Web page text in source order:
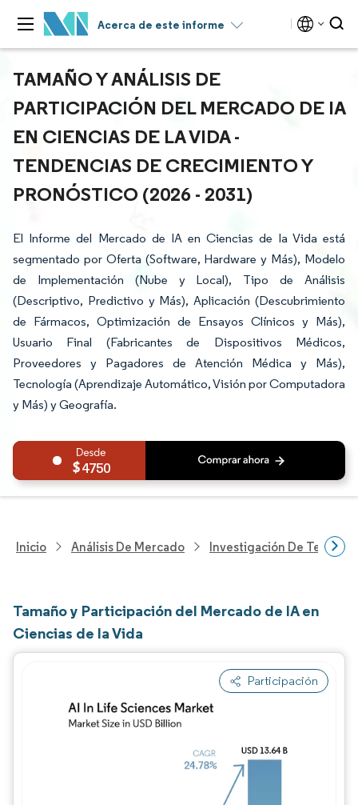
Acerca de este informe
TAMAÑO Y ANÁLISIS DE
PARTICIPACIÓN DEL MERCADO DE IA
EN CIENCIAS DE LA VIDA -
TENDENCIAS DE CRECIMIENTO Y
PRONÓSTICO (2026 - 2031)
El Informe del Mercado de IA en Ciencias de la Vida está
segmentado por Oferta (Software, Hardware y Más), Modelo
de Implementación (Nube y Local), Tipo de Análisis
(Descriptivo, Predictivo y Más), Aplicación (Descubrimiento
de Fármacos, Optimización de Ensayos Clínicos y Más),
Usuario Final (Fabricantes de Dispositivos Médicos,
Proveedores y Pagadores de Atención Médica y Más),
Tecnología (Aprendizaje Automático, Visión por Computadora
y Más) y Geografía.
4750
Inicio Análisis De Mercado Investigación De
Tamaño y Participación del Mercado de IA en
Ciencias de la Vida
Participación